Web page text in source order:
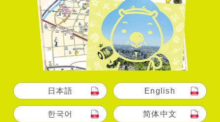
日本語 English
한국어 简体中文